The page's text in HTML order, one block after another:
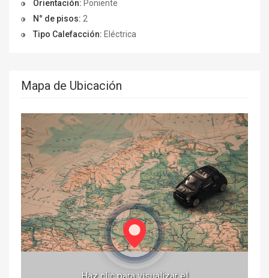
Orientación: Poniente
N° de pisos: 2
Tipo Calefacción: Eléctrica
Mapa de Ubicación